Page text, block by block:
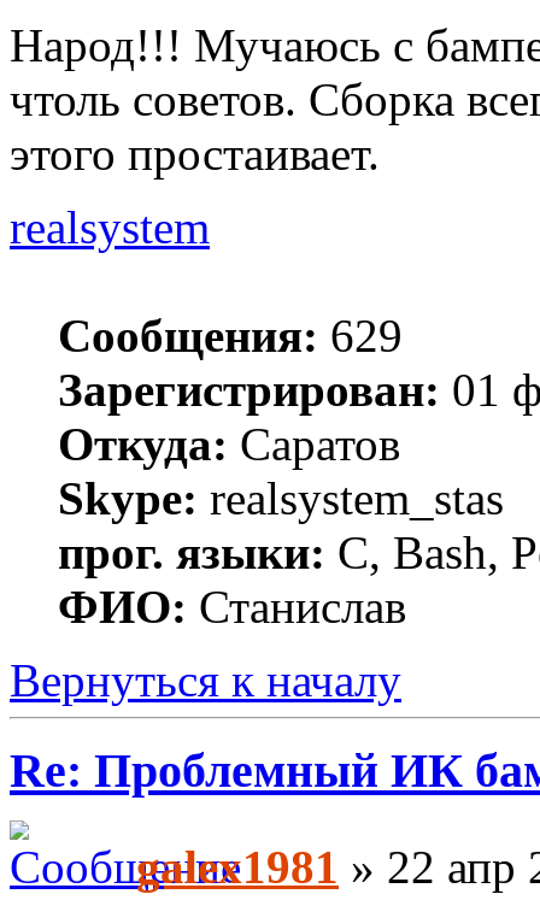
Народ!!! Мучаюсь с
чтоль советов. Сборка
этого простаивает.
realsystem
Сообщения: 629
Зарегистрирован: 01
Откуда: Саратов
Skype: realsystem_stas
прог. языки: C, Bash,
ФИО: Станислав
Вернуться к началу
Re: Проблемный ИК
galex1981 » 22 апр